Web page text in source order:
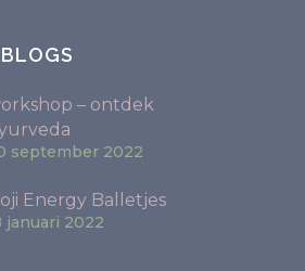
– ontdek
september 2022
Energy Balletjes
januari 2022